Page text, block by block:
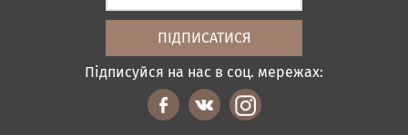
Підписуйся на нас в соц. мережах: